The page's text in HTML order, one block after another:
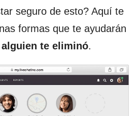
seguro de esto? Aquí te
formas que te ayudarán
te eliminó.